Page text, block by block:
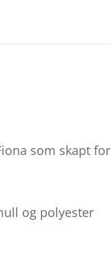
som skapt for
og polyester